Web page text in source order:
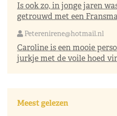
Is ook zo, in jonge jaren
getrouwd met een
Peterenirene@hotmail.nl
Caroline is een mooie
jurkje met de voile hoed
Meest gelezen